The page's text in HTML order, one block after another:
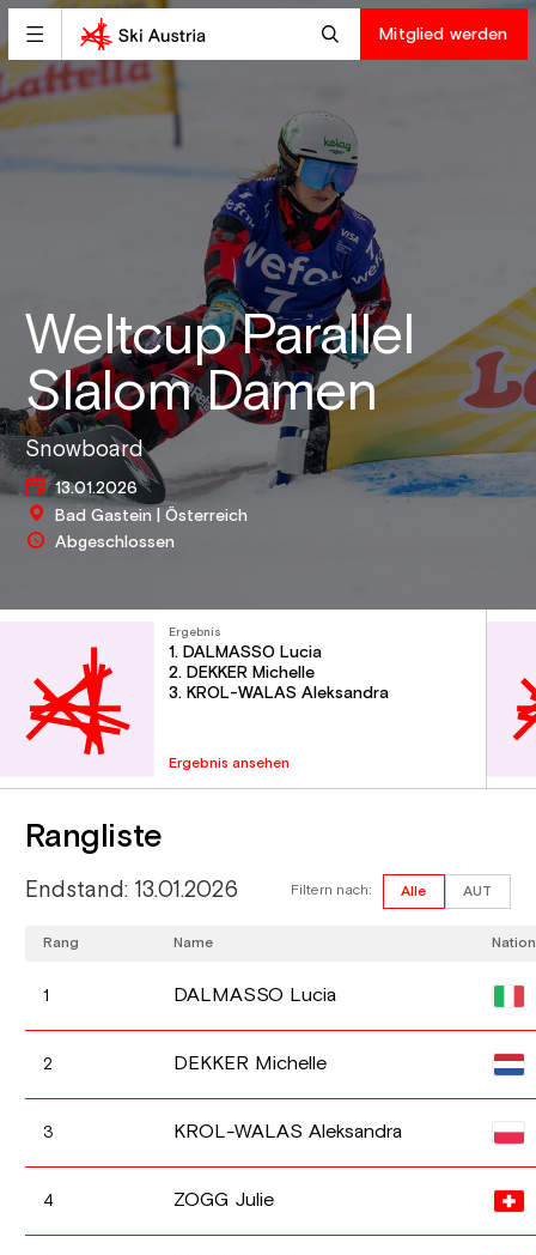
Mitglied werden
Weltcup Parallel
Slalom Damen
Snowboard
13.01.2026
Bad Gastein | Österreich
Abgeschlossen
Ergebnis
1. DALMASSO Lucia
2. DEKKER Michelle
3. KROL-WALAS Aleksandra
Ergebnis ansehen
Rangliste
Endstand: 13.01.2026 Filtern nach: Alle AUT
Rang Name Nation
1 DALMASSO Lucia
2 DEKKER Michelle
3 KROL-WALAS Aleksandra
4 ZOGG Julie